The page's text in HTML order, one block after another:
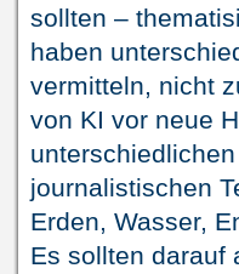
sollten –
haben
vermitteln, nicht
von KI vor neue
journalistischen
Erden, Wasser,
Es sollten darauf